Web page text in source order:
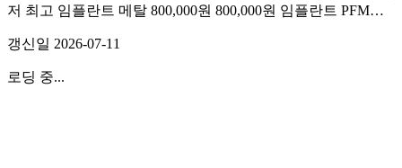
저 최고 임플란트 메탈 800,000원 800,000원 임플란트 PFM…
갱신일 2026-07-11
로딩 중...